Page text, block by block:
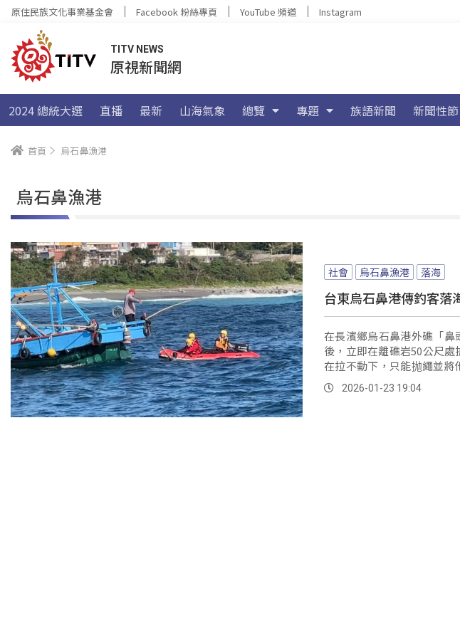
原住民族文化事業基金會 Facebook 粉絲專頁 YouTube 頻道 Instagram
TITV NEWS
原視新聞網
2024 總統大選 直播 最新 山海氣象 總覽 專題 族語新聞 新聞性
首頁 烏石鼻漁港
烏石鼻漁港
社會 烏石鼻漁港 落海
台東烏石鼻港傳釣客落
在長濱鄉烏石鼻港外礁「
後，立即在離礁岩50公尺處
在拉不動下，只能抛繩並將
艇接駁上岸，所幸該釣客僅
2026-01-23 19:04